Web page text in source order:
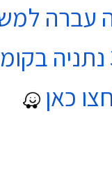
עברה
כאן